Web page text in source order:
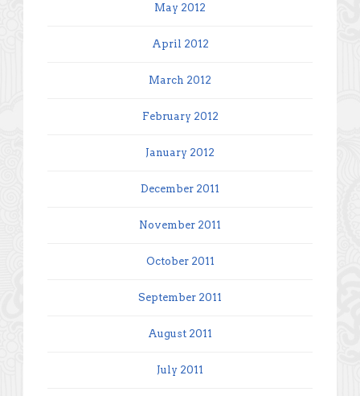
May 2012
April 2012
March 2012
February 2012
January 2012
December 2011
November 2011
October 2011
September 2011
August 2011
July 2011